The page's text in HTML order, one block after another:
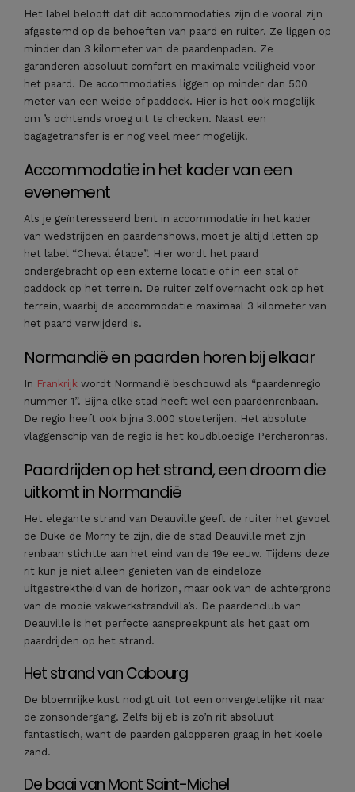
Het label belooft dat dit accommodaties zijn die vooral zijn
afgestemd op de behoeften van paard en ruiter. Ze liggen op
minder dan 3 kilometer van de paardenpaden. Ze
garanderen absoluut comfort en maximale veiligheid voor
het paard. De accommodaties liggen op minder dan 500
meter van een weide of paddock. Hier is het ook mogelijk
om ’s ochtends vroeg uit te checken. Naast een
bagagetransfer is er nog veel meer mogelijk.
Accommodatie in het kader van een
evenement
Als je geïnteresseerd bent in accommodatie in het kader
van wedstrijden en paardenshows, moet je altijd letten op
het label “Cheval étape”. Hier wordt het paard
ondergebracht op een externe locatie of in een stal of
paddock op het terrein. De ruiter zelf overnacht ook op het
terrein, waarbij de accommodatie maximaal 3 kilometer van
het paard verwijderd is.
Normandië en paarden horen bij elkaar
In Frankrijk wordt Normandië beschouwd als “paardenregio
nummer 1”. Bijna elke stad heeft wel een paardenrenbaan.
De regio heeft ook bijna 3.000 stoeterijen. Het absolute
vlaggenschip van de regio is het koudbloedige Percheronras.
Paardrijden op het strand, een droom die
uitkomt in Normandië
Het elegante strand van Deauville geeft de ruiter het gevoel
de Duke de Morny te zijn, die de stad Deauville met zijn
renbaan stichtte aan het eind van de 19e eeuw. Tijdens deze
rit kun je niet alleen genieten van de eindeloze
uitgestrektheid van de horizon, maar ook van de achtergrond
van de mooie vakwerkstrandvilla’s. De paardenclub van
Deauville is het perfecte aanspreekpunt als het gaat om
paardrijden op het strand.
Het strand van Cabourg
De bloemrijke kust nodigt uit tot een onvergetelijke rit naar
de zonsondergang. Zelfs bij eb is zo’n rit absoluut
fantastisch, want de paarden galopperen graag in het koele
zand.
De baai van Mont Saint-Michel